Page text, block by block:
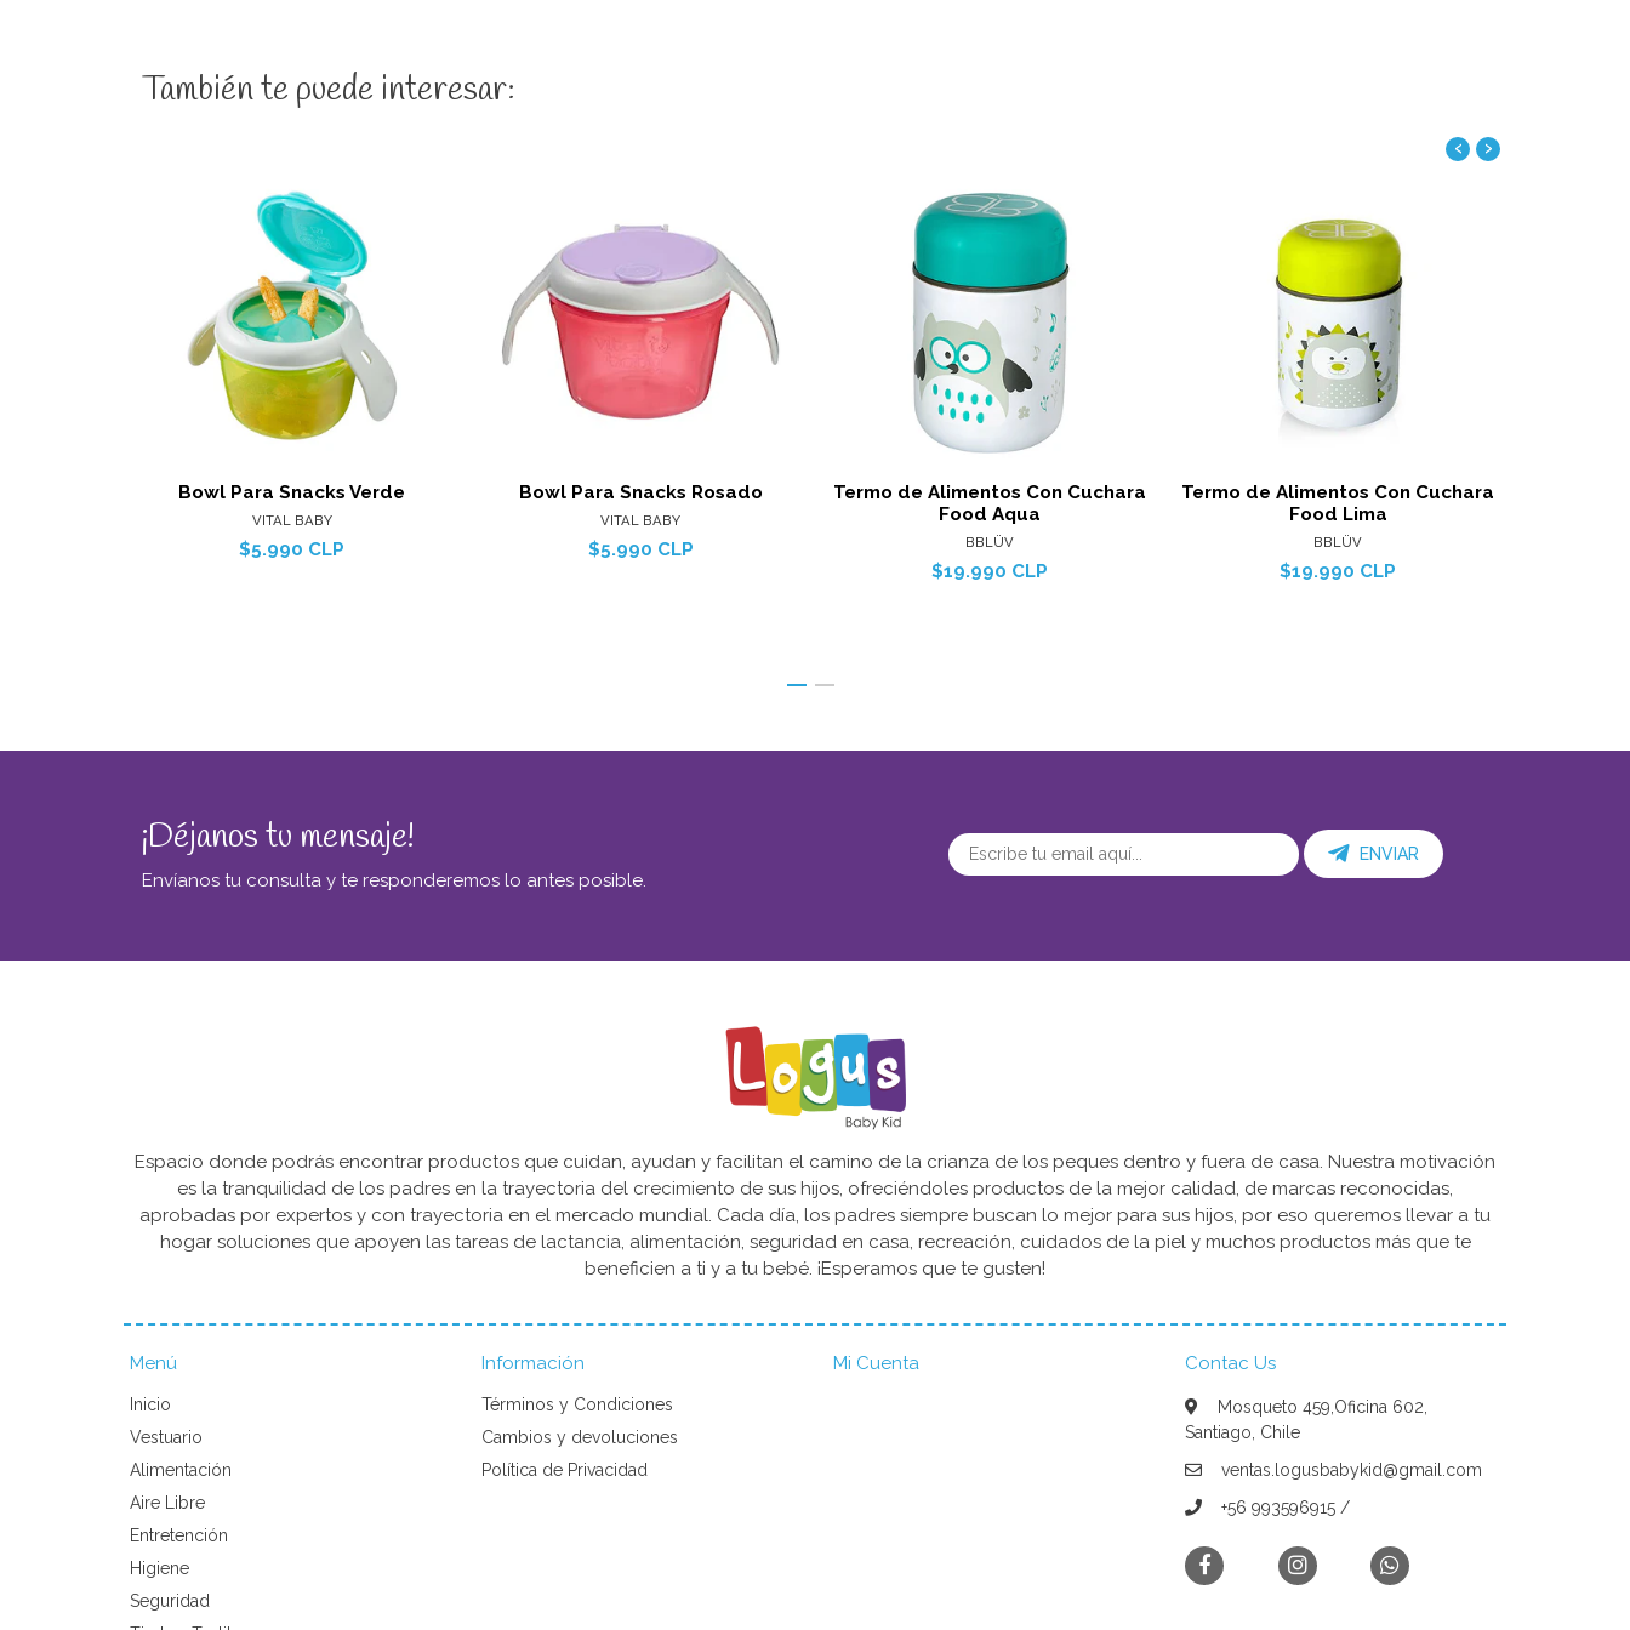
También te puede interesar:
Bowl Para Snacks Verde
VITAL BABY
$5.990 CLP
Ver detalles
Bowl Para Snacks Rosado
VITAL BABY
$5.990 CLP
Ver detalles
Termo de Alimentos Con Cuchara
Food Aqua
BBLÜV
$19.990 CLP
Ver detalles
Termo de Alimentos Con Cuchara
Food Lima
BBLÜV
$19.990 CLP
Ver detalles
‹ ›
¡Déjanos tu mensaje!
Envíanos tu consulta y te responderemos lo antes posible.
ENVIAR
Espacio donde podrás encontrar productos que cuidan, ayudan y facilitan el camino de la crianza de los peques dentro y fuera de casa. Nuestra motivación
es la tranquilidad de los padres en la trayectoria del crecimiento de sus hijos, ofreciéndoles productos de la mejor calidad, de marcas reconocidas,
aprobadas por expertos y con trayectoria en el mercado mundial. Cada día, los padres siempre buscan lo mejor para sus hijos, por eso queremos llevar a tu
hogar soluciones que apoyen las tareas de lactancia, alimentación, seguridad en casa, recreación, cuidados de la piel y muchos productos más que te
beneficien a ti y a tu bebé. ¡Esperamos que te gusten!
Menú
Inicio
Vestuario
Alimentación
Aire Libre
Entretención
Higiene
Seguridad
Información
Términos y Condiciones
Cambios y devoluciones
Política de Privacidad
Mi Cuenta Contac Us
Mosqueto 459,Oficina 602,
Santiago, Chile
ventas.logusbabykid@gmail.com
+56 993596915 /